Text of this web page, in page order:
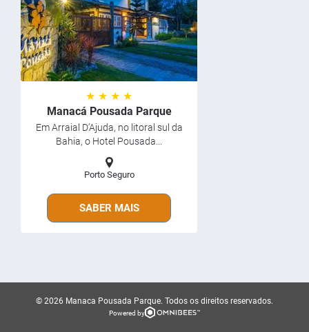
★ ★ ★ ★
Manacá Pousada Parque
Em Arraial D’Ajuda, no litoral sul da
Bahia, o Hotel Pousada...
Porto Seguro
SABER MAIS
© 2026 Manaca Pousada Parque. Todos os direitos reservados.
Powered by